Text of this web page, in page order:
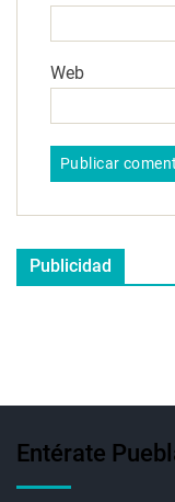
Web
Publicidad
Entérate